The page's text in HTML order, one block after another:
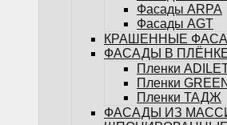
(акрил, кварц,
КУХОННЫЕ
ФОТОПЕЧАТЬЮ
Кухонные фартуки
(Скинали)
САНТЕХНИКА
Измельчители
Кухонные мойки
Кухонные смесители
Фасады ARPA
Фасады AGT
КРАШЕННЫЕ
ФАСАДЫ В
Пленки
Пленки
Пленки ТАДЖ
ФАСАДЫ ИЗ